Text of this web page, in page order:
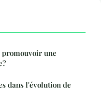
une
dans l'évolution de